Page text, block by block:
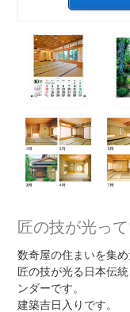
匠の技が光っ
数奇屋の住まいを集め
匠の技が光る日本伝
ンダーです。
建築吉日入りです。